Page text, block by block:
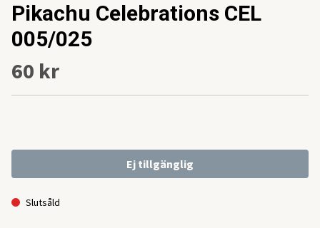
Pikachu Celebrations CEL
005/025
60 kr
Ej tillgänglig
Slutsåld